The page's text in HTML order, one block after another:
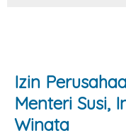
Izin
Menteri Susi,
Winata